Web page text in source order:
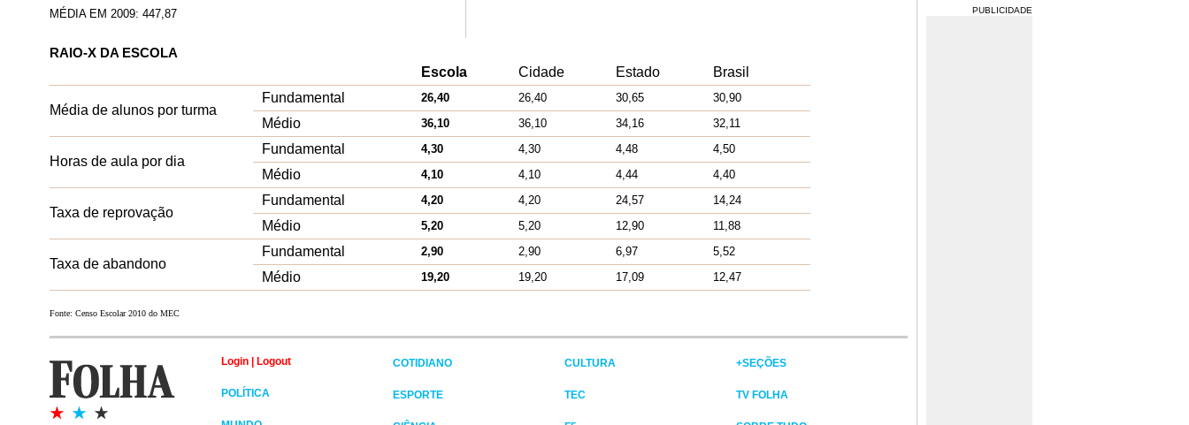
MÉDIA EM 2009: 447,87
RAIO-X DA ESCOLA
Escola
Cidade Estado Brasil
Média de alunos por turma
Fundamental 26,40 26,40 30,65 30,90
Médio 36,10 36,10 34,16 32,11
Horas de aula por dia
Fundamental 4,30 4,30 4,48 4,50
Médio 4,10 4,10 4,44 4,40
Taxa de reprovação
Fundamental 4,20 4,20 24,57 14,24
Médio 5,20 5,20 12,90 11,88
Taxa de abandono
Fundamental 2,90 2,90 6,97 5,52
Médio 19,20 19,20 17,09 12,47
Fonte: Censo Escolar 2010 do MEC
Login Logout
POLÍTICA
COTIDIANO
ESPORTE
CULTURA
TEC
+SEÇÕES
TV FOLHA
PUBLICIDADE